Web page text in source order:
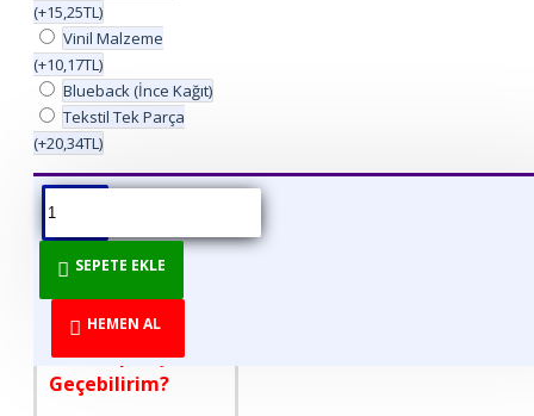
(+15,25TL)
Vinil Malzeme
(+10,17TL)
Blueback (İnce Kağıt)
Tekstil Tek Parça
(+20,34TL)
SEPETE EKLE
HEMEN AL
ÜRÜN BILGISI ÜRÜN YORUMLARI
DİREKT ÜRETİCİDEN
TÜKETİCİYE!
Nasıl Sipariş
Geçebilirim?